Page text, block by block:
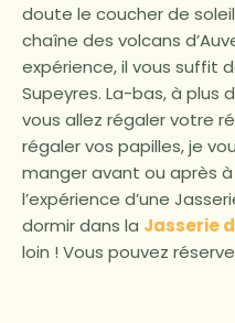
doute le coucher de
chaîne des volcans
expérience, il vous suffit
Supeyres. La-bas, à plus
vous allez régaler votre
régaler vos papilles, je
manger avant ou après à
l’expérience d’une
dormir dans la Jasserie
loin ! Vous pouvez